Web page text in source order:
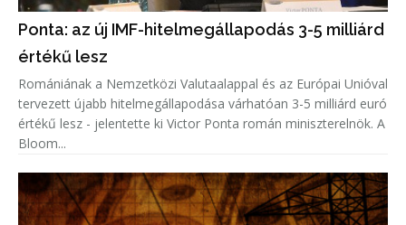
Ponta: az új IMF-hitelmegállapodás 3-5 milliárd
értékű lesz
Romániának a Nemzetközi Valutaalappal és az Európai Unióval
tervezett újabb hitelmegállapodása várhatóan 3-5 milliárd euró
értékű lesz - jelentette ki Victor Ponta román miniszterelnök. A
Bloom...